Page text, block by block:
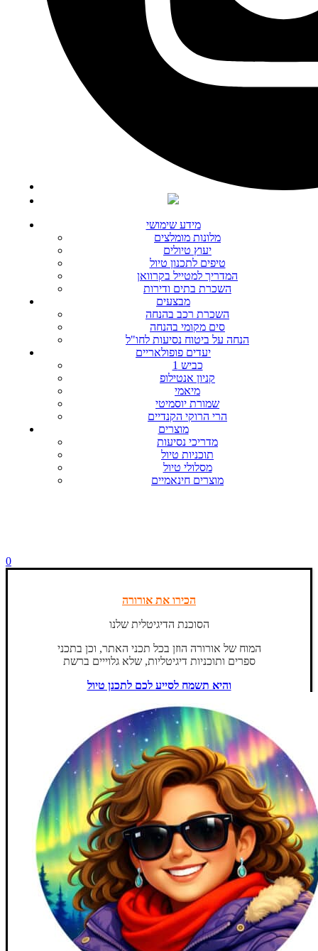
מידע שימושי
מלונות מומלצים
יעוץ טיולים
טיפים לתכנון טיול
המדריך למטייל בקרוואן
השכרת בתים ודירות
מבצעים
השכרת רכב בהנחה
סים מקומי בהנחה
הנחה על ביטוח נסיעות לחו"ל
יעדים פופולאריים
כביש 1
קניון אנטילופ
מיאמי
שמורת יוסמיטי
הרי הרוקי הקנדיים
מוצרים
מדריכי נסיעות
תוכניות טיול
מסלולי טיול
מוצרים חינאמיים
0
הכירו את אורורה
הסוכנת הדיגיטלית שלנו
המוח של אורורה הוזן בכל תכני האתר, וכן בתכני
ספרים ותוכניות דיגיטליות, שלא גלוייים ברשת
והיא תשמח לסייע לכם לתכנן טיול